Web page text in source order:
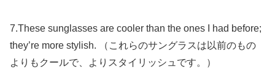
7.These sunglasses are cooler than the ones I had before;
they’re more stylish. （これらのサングラスは以前のもの
よりもクールで、よりスタイリッシュです。）